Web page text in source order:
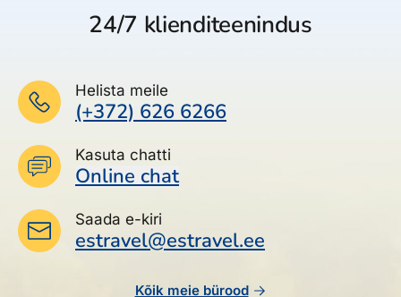
24/7 klienditeenindus
Helista meile
(+372) 626 6266
Kasuta chatti
Online chat
Saada e-kiri
estravel@estravel.ee
Kõik meie bürood